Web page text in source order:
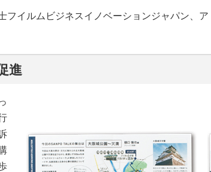
フイルムビジネスイノベーションジャパン、
進